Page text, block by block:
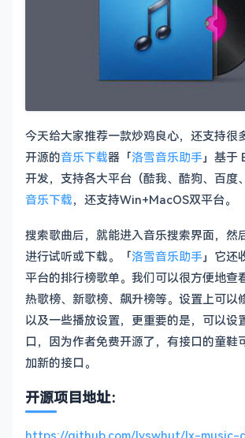
今天给大家推荐一款炒鸡良心，还支持很
开源的音乐下载器「洛雪音乐助手」基于
开发，支持各大平台（酷我、酷狗、百度
音乐下载，还支持Win+MacOS双平台。
搜索歌曲后，就能进入音乐搜索界面，然
进行试听或下载。「洛雪音乐助手」它还
平台的排行榜歌单。我们可以很方便地查
热歌榜、新歌榜、飙升榜等。设置上可以
以及一些播放设置，更重要的是，可以设
口，因为作者免费开源了，有接口的童鞋
加新的接口。
开源项目地址：